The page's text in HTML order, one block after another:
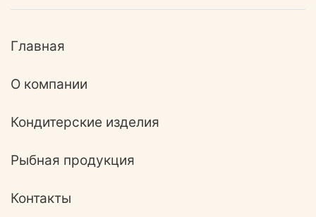
Главная
О компании
Кондитерские изделия
Рыбная продукция
Контакты